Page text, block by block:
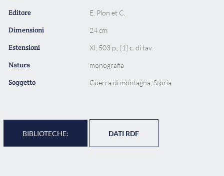
Editore E. Plon et C.
Dimensioni 24 cm
Estensioni XI, 503 p., [1] c. di tav.
Natura monografia
Soggetto Guerra di montagna, Storia
BIBLIOTECHE: DATI RDF